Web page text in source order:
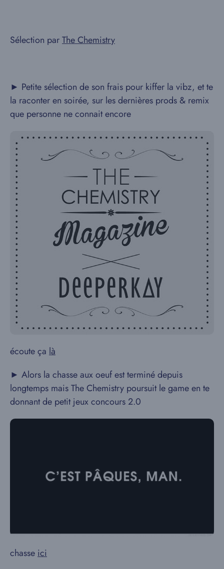
Sélection parThe Chemistry
► Petite sélection de son frais pour kiffer la vibz, et te
la raconter en soirée, sur les dernières prods & remix
que personne ne connait encore
écoute ça là
► Alors la chasse aux oeuf est terminé depuis
longtemps mais The Chemistry poursuit le game en te
donnant de petit jeux concours 2.0
chasse ici